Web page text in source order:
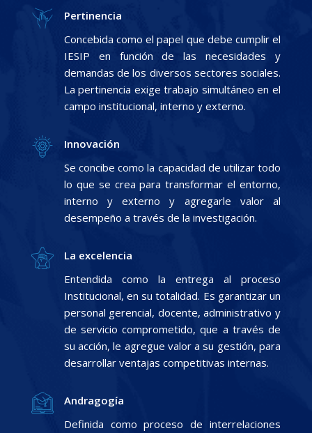
Pertinencia
Concebida como el papel que debe cumplir el
IESIP en función de las necesidades y
demandas de los diversos sectores sociales.
La pertinencia exige trabajo simultáneo en el
campo institucional, interno y externo.
Innovación
Se concibe como la capacidad de utilizar todo
lo que se crea para transformar el entorno,
interno y externo y agregarle valor al
desempeño a través de la investigación.
La excelencia
Entendida como la entrega al proceso
Institucional, en su totalidad. Es garantizar un
personal gerencial, docente, administrativo y
de servicio comprometido, que a través de
su acción, le agregue valor a su gestión, para
desarrollar ventajas competitivas internas.
Andragogía
Definida como proceso de interrelaciones